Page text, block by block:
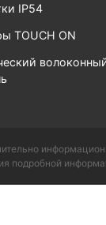
IP54
TOUCH ON
подробной